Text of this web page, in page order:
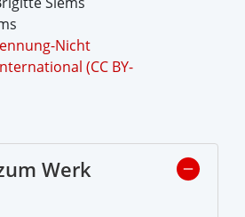
Nicht
(CC BY-
Werk